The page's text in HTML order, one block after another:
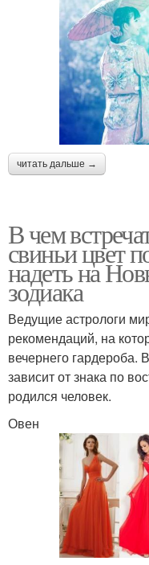
читать дальше →
В чем
свиньи цвет
надеть на
зодиака
Ведущие астрологи
рекомендаций, на
вечернего гардероба.
зависит от знака по
родился человек.
Овен